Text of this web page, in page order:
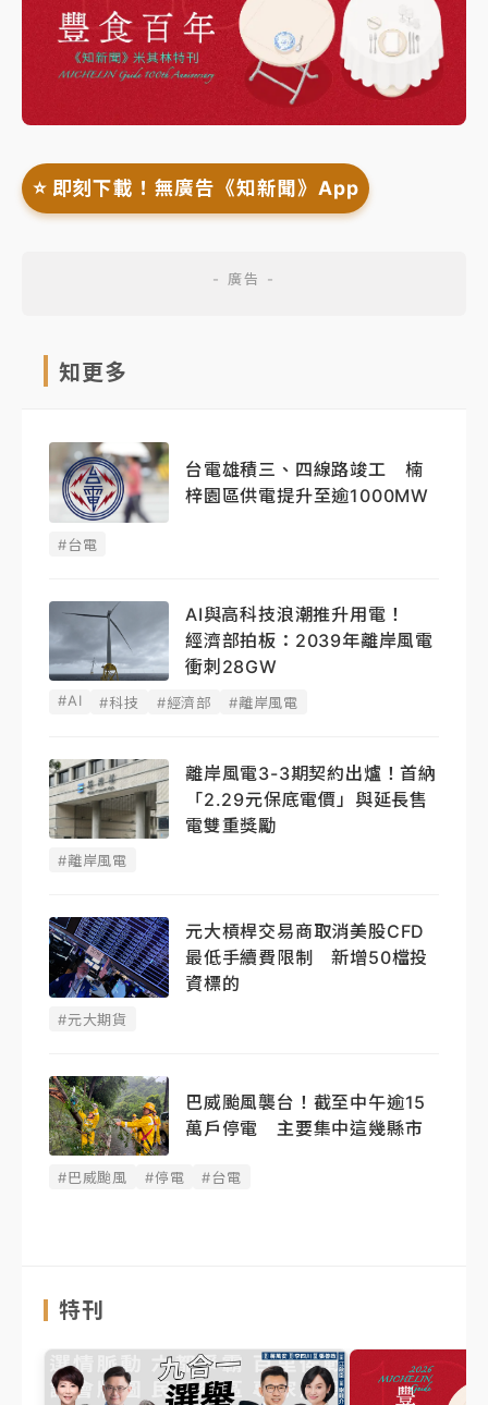
⭐️ 即刻下載！無廣告《知新聞》App
知更多
台電雄積三、四線路竣工 楠
梓園區供電提升至逾1000MW
#台電
AI與高科技浪潮推升用電！
經濟部拍板：2039年離岸風電
衝刺28GW
#AI #科技 #經濟部 #離岸風電
離岸風電3-3期契約出爐！首納
「2.29元保底電價」與延長售
電雙重獎勵
#離岸風電
元大槓桿交易商取消美股CFD
最低手續費限制 新增50檔投
資標的
#元大期貨
巴威颱風襲台！截至中午逾15
萬戶停電 主要集中這幾縣市
#巴威颱風 #停電 #台電
特刊